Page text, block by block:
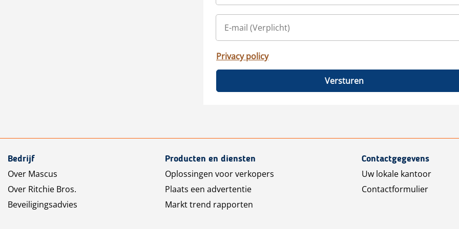
Privacy policy
Versturen
Bedrijf
Over Mascus
Over Ritchie Bros.
Beveiligingsadvies
Producten en diensten
Oplossingen voor verkopers
Plaats een advertentie
Markt trend rapporten
Contactgegevens
Uw lokale kantoor
Contactformulier